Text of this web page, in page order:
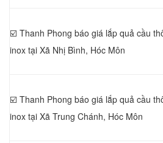
☑️ Thanh Phong báo giá lắp quả cầu
inox tại Xã Nhị Bình, Hóc Môn
☑️ Thanh Phong báo giá lắp quả cầu
inox tại Xã Trung Chánh, Hóc Môn